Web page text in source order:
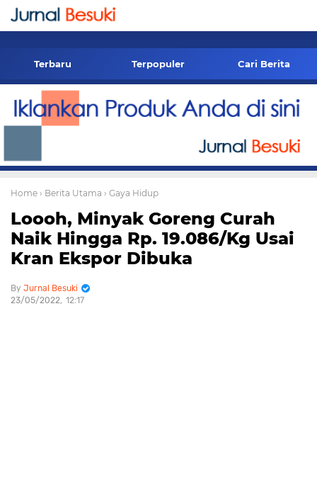
-->
Terbaru Terpopuler Cari Berita
Home › Berita Utama › Gaya Hidup
Loooh, Minyak Goreng Curah
Naik Hingga Rp. 19.086/Kg Usai
Kran Ekspor Dibuka
Jurnal Besuki
23/05/2022 12:17